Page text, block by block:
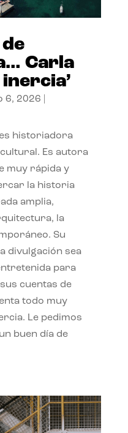
Carla
6, 2026
historiadora
Es autora
muy rápida y
la historia
amplia,
la
Su
divulgación sea
para
cuentas de
todo muy
Le pedimos
buen día de